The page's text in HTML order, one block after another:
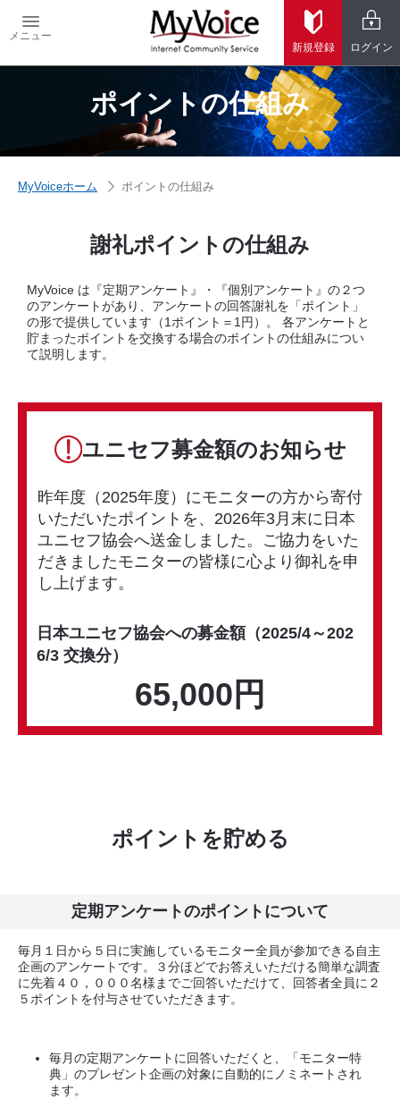
メニュー
新規登録
ログイン
ネットリサーチ・
アンケート調査の
新規登録 ログイン
ホーム
MyVoiceモニターとは
ポイントの仕組み
よくある質問
モニター規約
ポイントの仕組み
MyVoiceホーム ポイントの仕組み
謝礼ポイントの仕組み
MyVoice は『定期アンケート』・『個別アンケート』の２つ
のアンケートがあり、アンケートの回答謝礼を「ポイント」
の形で提供しています（1ポイント＝1円）。 各アンケートと
貯まったポイントを交換する場合のポイントの仕組みについ
て説明します。
ユニセフ募金額のお知らせ
昨年度（2025年度）にモニターの方から寄付
いただいたポイントを、2026年3月末に日本
ユニセフ協会へ送金しました。ご協力をいた
だきましたモニターの皆様に心より御礼を申
し上げます。
日本ユニセフ協会への募金額（2025/4～202
6/3 交換分）
65,000円
ポイントを貯める
定期アンケートのポイントについて
毎月１日から５日に実施しているモニター全員が参加できる自主
企画のアンケートです。３分ほどでお答えいただける簡単な調査
に先着４０，０００名様までご回答いただけて、回答者全員に２
５ポイントを付与させていただきます。
毎月の定期アンケートに回答いただくと、「モニター特
典」のプレゼント企画の対象に自動的にノミネートされ
ます。